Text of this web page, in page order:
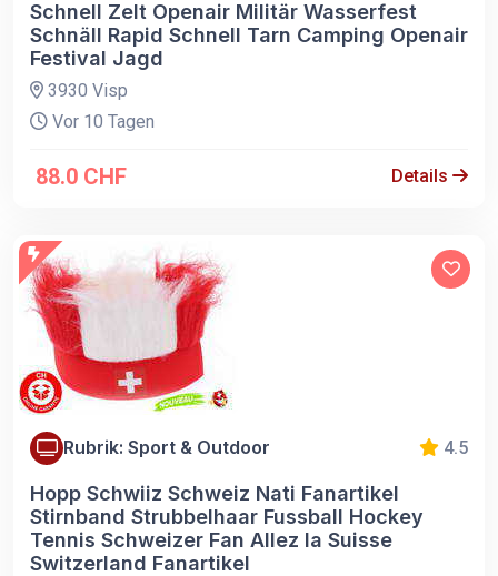
Schnell Zelt Openair Militär Wasserfest
Schnäll Rapid Schnell Tarn Camping Openair
Festival Jagd
3930 Visp
Vor 10 Tagen
88.0 CHF Details
Rubrik: Sport & Outdoor 4.5
Hopp Schwiiz Schweiz Nati Fanartikel
Stirnband Strubbelhaar Fussball Hockey
Tennis Schweizer Fan Allez la Suisse
Switzerland Fanartikel